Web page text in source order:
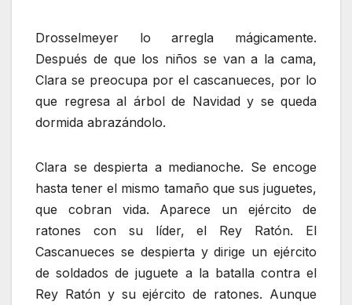
Drosselmeyer lo arregla mágicamente.
Después de que los niños se van a la cama,
Clara se preocupa por el cascanueces, por lo
que regresa al árbol de Navidad y se queda
dormida abrazándolo.
Clara se despierta a medianoche. Se encoge
hasta tener el mismo tamaño que sus juguetes,
que cobran vida. Aparece un ejército de
ratones con su líder, el Rey Ratón. El
Cascanueces se despierta y dirige un ejército
de soldados de juguete a la batalla contra el
Rey Ratón y su ejército de ratones. Aunque